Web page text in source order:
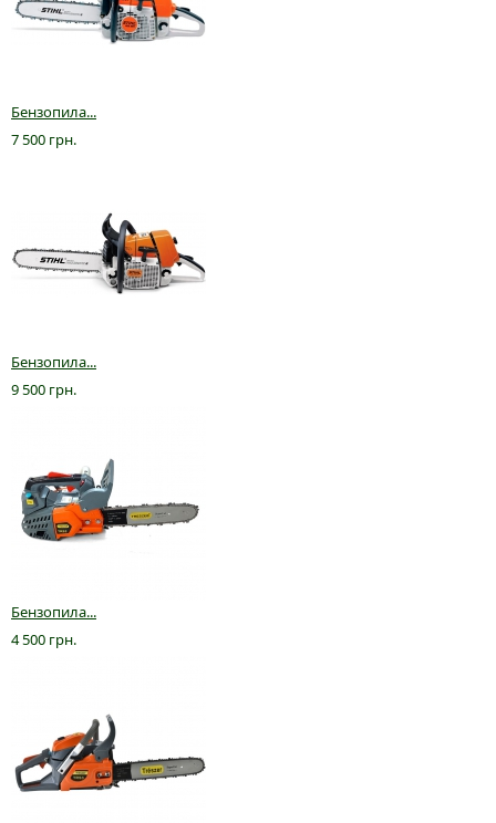
Бензопила...
7 500 грн.
Бензопила...
9 500 грн.
Бензопила...
4 500 грн.